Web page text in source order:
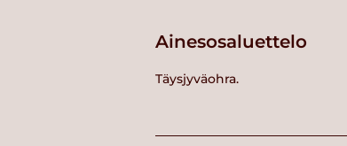
Ainesosaluettelo
Täysjyväohra.